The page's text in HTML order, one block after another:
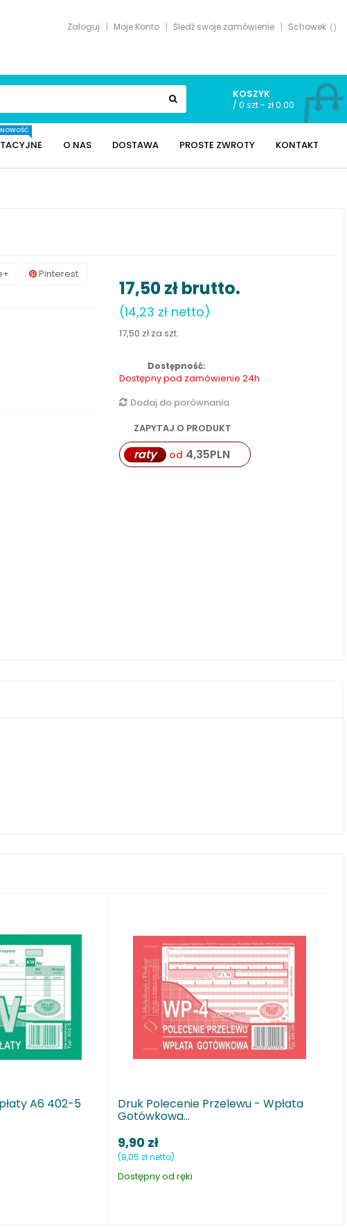
Zaloguj Moje Konto Śledź swoje zamówienie Schowek
KOSZYK
/ 0 szt - zł 0.00
NOWOŚĆ
O NAS DOSTAWA PROSTE ZWROTY KONTAKT
Pinterest
17,50 złbrutto.
(14,23 zł netto)
17,50 zł za szt.
Dostępność:
Dostępny pod zamówienie 24h
Dodaj do porównania
ZAPYTAJ O PRODUKT
raty od 4,35PLN
Druk Polecenie Przelewu - Wpłata Druk Kwiatriusz